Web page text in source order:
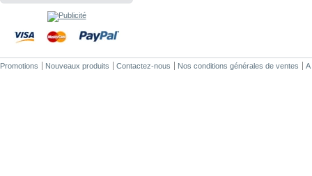
Promotions Nouveaux produits Contactez-nous Nos conditions générales de ventes A